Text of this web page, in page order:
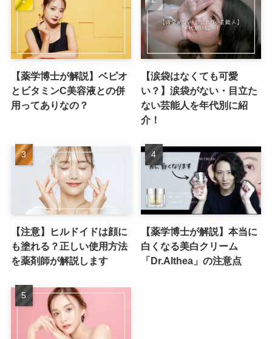
【薬学博士が解説】ベピオ
とビタミンC美容液との併
用ってありなの？
【涙袋はなくても可愛
い？】涙袋がない・目立た
ない芸能人を年代別に紹
介！
【注意】ヒルドイドは顔に
も塗れる？正しい使用方法
を薬剤師が解説します
【薬学博士が解説】本当に
白くなる美白クリーム
「Dr.Althea」の注意点